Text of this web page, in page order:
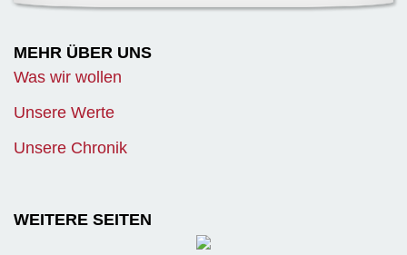
MEHR ÜBER UNS
Was wir wollen
Unsere Werte
Unsere Chronik
WEITERE SEITEN